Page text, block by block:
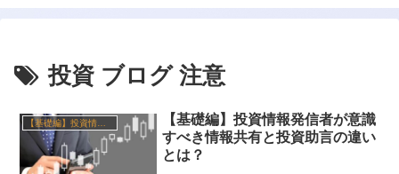
投資 ブログ 注意
【基礎編】投資情報発信と金融ルール
【基礎編】投資情報発信者が意識
すべき情報共有と投資助言の違い
とは？